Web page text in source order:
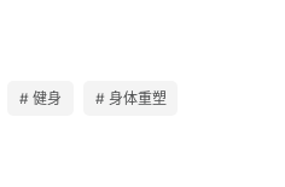
# 健身 # 身体重塑